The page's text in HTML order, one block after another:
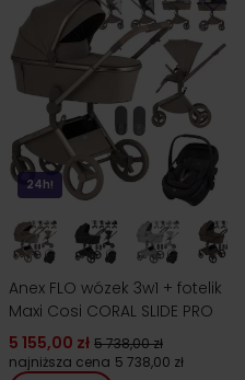
24h!
Anex FLO wózek 3w1 + fotelik
Maxi Cosi CORAL SLIDE PRO
5 155,00 zł 5 738,00 zł
najniższa cena 5 738,00 zł